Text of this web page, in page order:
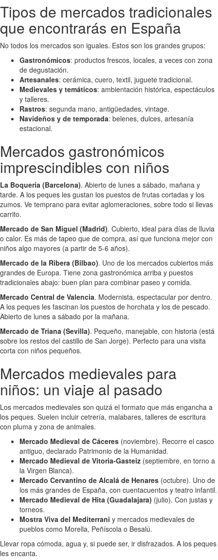
Tipos de mercados tradicionales
que encontrarás en España
No todos los mercados son iguales. Estos son los grandes grupos:
Gastronómicos: productos frescos, locales, a veces con zona
de degustación.
Artesanales: cerámica, cuero, textil, juguete tradicional.
Medievales y temáticos: ambientación histórica, espectáculos
y talleres.
Rastros: segunda mano, antigüedades, vintage.
Navideños y de temporada: belenes, dulces, artesanía
estacional.
Mercados gastronómicos
imprescindibles con niños
La Boqueria (Barcelona). Abierto de lunes a sábado, mañana y
tarde. A los peques les gustan los puestos de frutas cortadas y los
zumos. Ve temprano para evitar aglomeraciones, sobre todo si llevas
carrito.
Mercado de San Miguel (Madrid). Cubierto, ideal para días de lluvia
o calor. Es más de tapeo que de compra, así que funciona mejor con
niños algo mayores (a partir de 5-6 años).
Mercado de la Ribera (Bilbao). Uno de los mercados cubiertos más
grandes de Europa. Tiene zona gastronómica arriba y puestos
tradicionales abajo: buen plan para combinar paseo y comida.
Mercado Central de Valencia. Modernista, espectacular por dentro.
A los peques les fascinan los puestos de horchata y los de pescado.
Abierto de lunes a sábado por la mañana.
Mercado de Triana (Sevilla). Pequeño, manejable, con historia (está
sobre los restos del castillo de San Jorge). Perfecto para una visita
corta con niños pequeños.
Mercados medievales para
niños: un viaje al pasado
Los mercados medievales son quizá el formato que más engancha a
los peques. Suelen incluir cetrería, malabares, talleres de escritura
con pluma y zona de animales.
Mercado Medieval de Cáceres (noviembre). Recorre el casco
antiguo, declarado Patrimonio de la Humanidad.
Mercado Medieval de Vitoria-Gasteiz (septiembre, en torno a
la Virgen Blanca).
Mercado Cervantino de Alcalá de Henares (octubre). Uno de
los más grandes de España, con cuentacuentos y teatro infantil.
Mercado Medieval de Hita (Guadalajara) (julio). Con justas y
torneos.
Mostra Viva del Mediterrani y mercados medievales de
pueblos como Morella, Peñíscola o Besalú.
Llevar ropa cómoda, agua y, si puede ser, ir disfrazados. A los peques
les encanta.